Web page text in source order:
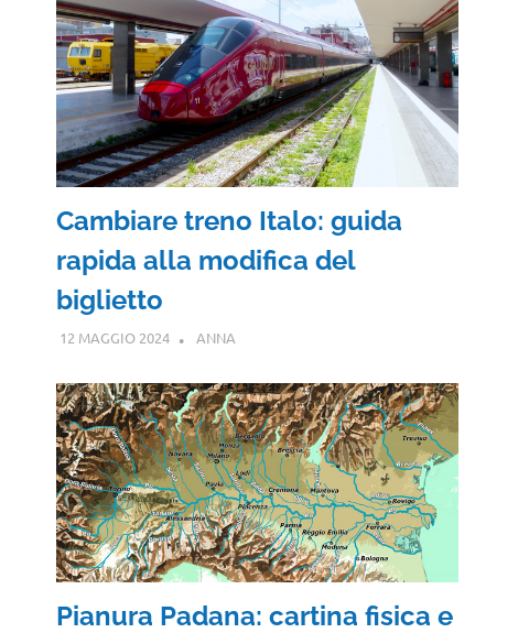
Cambiare treno Italo: guida
rapida alla modifica del
biglietto
12 MAGGIO 2024 ANNA
Pianura Padana: cartina fisica e